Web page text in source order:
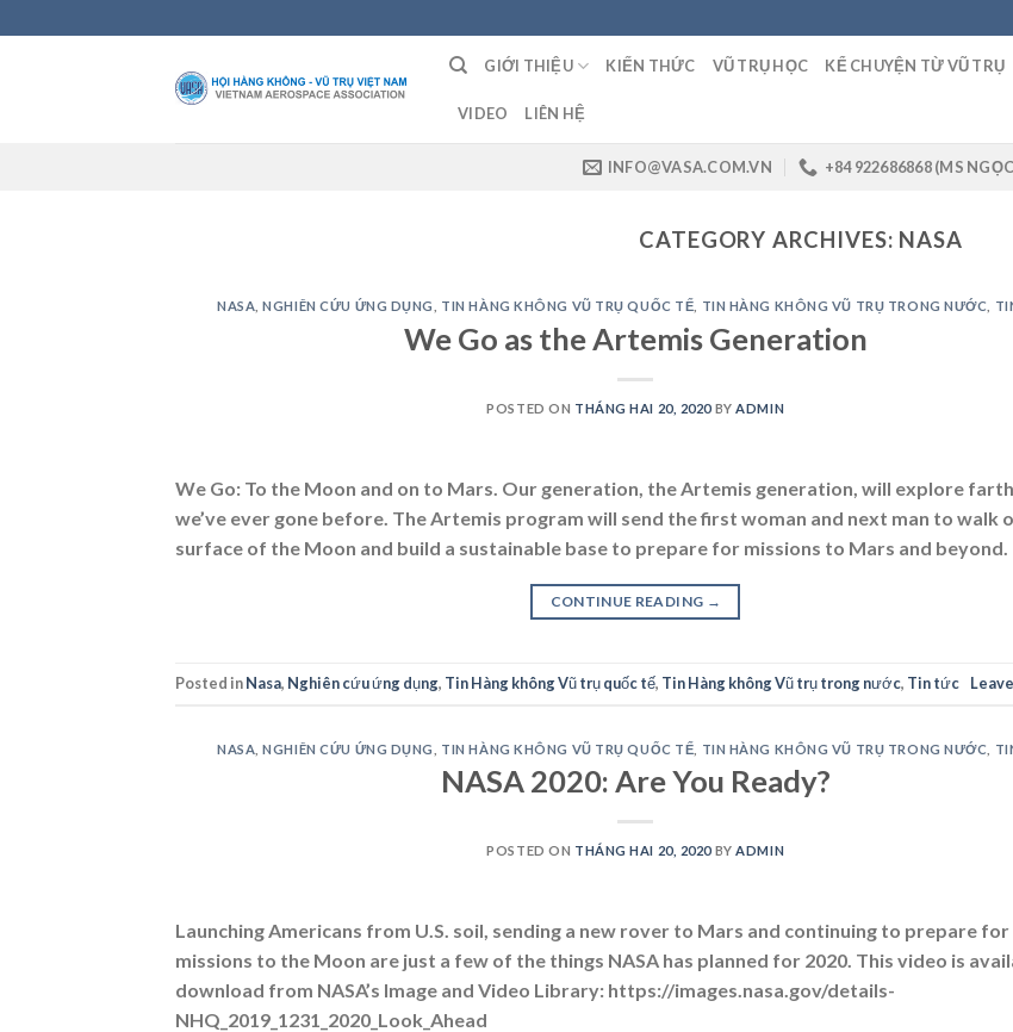
to
GIỚI THIỆU KIẾN THỨC VŨ TRỤ HỌC KỂ CHUYỆN TỪ VŨ TRỤ
VIDEO LIÊN HỆ
INFO@VASA.COM.VN +84 922686868 (MS
CATEGORY ARCHIVES: NASA
NASA ,NGHIÊN CỨU ỨNG DỤNG TIN HÀNG KHÔNG VŨ TRỤ QUỐC TẾ TIN HÀNG KHÔNG VŨ TRỤ TRONG NƯỚC
We Go as the Artemis Generation
POSTED ON THÁNG HAI 20, 2020 BYADMIN
We Go: To the Moon and on to Mars. Our generation, the Artemis generation, will explore
we’ve ever gone before. The Artemis program will send the first woman and next man to walk
surface of the Moon and build a sustainable base to prepare for missions to Mars and beyond.
CONTINUE READING →
Posted inNasa, Nghiên cứu ứng dụng, Tin Hàng không Vũ trụ quốc tế, Tin Hàng không Vũ trụ trong nước, Tin tức
NASA ,NGHIÊN CỨU ỨNG DỤNG TIN HÀNG KHÔNG VŨ TRỤ QUỐC TẾ TIN HÀNG KHÔNG VŨ TRỤ TRONG NƯỚC
NASA 2020: Are You Ready?
POSTED ON THÁNG HAI 20, 2020 BYADMIN
Launching Americans from U.S. soil, sending a new rover to Mars and continuing to prepare for
missions to the Moon are just a few of the things NASA has planned for 2020. This video is
download from NASA’s Image and Video Library: https://images.nasa.gov/details-
NHQ_2019_1231_2020_Look_Ahead